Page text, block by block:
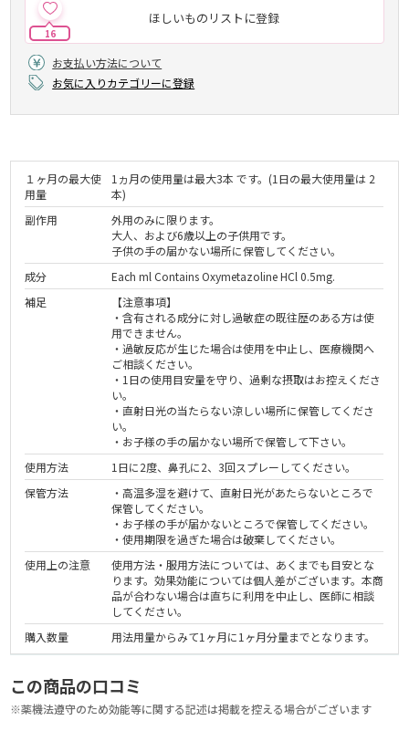
ほしいものリストに登録
16
お支払い方法について
お気に入りカテゴリーに登録
１ヶ月の最大使
用量
1ヵ月の使用量は最大3本 です。(1日の最大使用量は 2
本)
副作用
外用のみに限ります。
大人、および6歳以上の子供用です。
子供の手の届かない場所に保管してください。
成分
Each ml Contains Oxymetazoline HCl 0.5mg.
補足
【注意事項】
・含有される成分に対し過敏症の既往歴のある方は使
用できません。
・過敏反応が生じた場合は使用を中止し、医療機関へ
ご相談ください。
・1日の使用目安量を守り、過剰な摂取はお控えくださ
い。
・直射日光の当たらない涼しい場所に保管してくださ
い。
・お子様の手の届かない場所で保管して下さい。
使用方法
1日に2度、鼻孔に2、3回スプレーしてください。
保管方法
・高温多湿を避けて、直射日光があたらないところで
保管してください。
・お子様の手が届かないところで保管してください。
・使用期限を過ぎた場合は破棄してください。
使用上の注意
使用方法・服用方法については、あくまでも目安とな
ります。効果効能については個人差がございます。本商
品が合わない場合は直ちに利用を中止し、医師に相談
してください。
購入数量
用法用量からみて1ヶ月に1ヶ月分量までとなります。
この商品の口コミ
※薬機法遵守のため効能等に関する記述は掲載を控える場合がございます